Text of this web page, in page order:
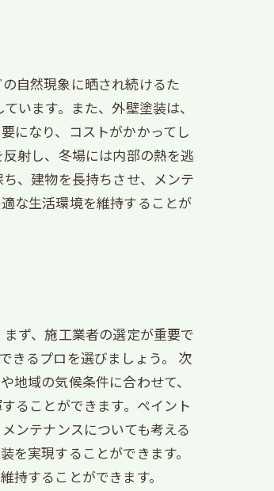
自然現象に晒され続けるた
います。また、外壁塗装は、
になり、コストがかかってし
射し、冬場には内部の熱を逃
、建物を長持ちさせ、メンテ
な生活環境を維持することが
ず、施工業者の選定が重要で
きるプロを選びましょう。 次
域の気候条件に合わせて、
ることができます。ペイント
ンテナンスについても考える
実現することができます。
することができます。